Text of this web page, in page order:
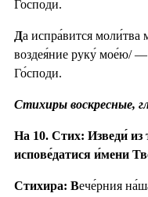
Го́споди.
Да испра́вится моли́тва
воздея́ние руку́ мое́ю/
Го́споди.
Стихиры воскресные,
На 10. Стих: Изведи́
испове́датися и́мени
Стихира: Вече́рния